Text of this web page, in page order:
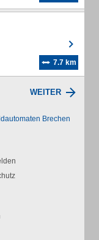
7.7 km
WEITER
Brechen